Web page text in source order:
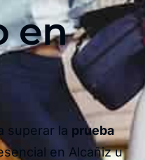
en
superar la prueba
en Alcañiz u